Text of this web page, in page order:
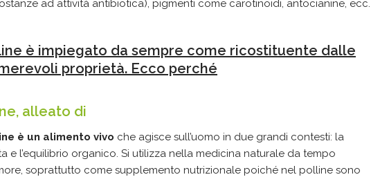
ad attività antibiotica), pigmenti come carotinoidi, antocianine, ecc.
è impiegato da sempre come ricostituente dalle
proprietà. Ecco perché
alleato di
è un alimento vivo che agisce sull’uomo in due grandi contesti: la
e l’equilibrio organico. Si utilizza nella medicina naturale da tempo
soprattutto come supplemento nutrizionale poiché nel polline sono